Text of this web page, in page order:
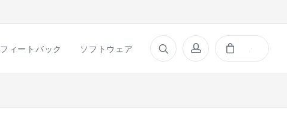
フィートバック ソフトウェア